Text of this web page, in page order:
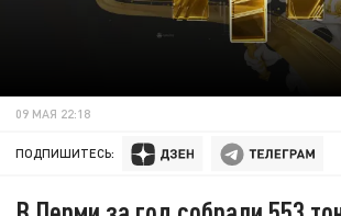
09 МАЯ 22:18
ПОДПИШИТЕСЬ: